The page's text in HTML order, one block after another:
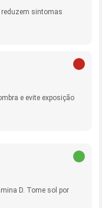
reduzem sintomas
e evite exposição
D. Tome sol por